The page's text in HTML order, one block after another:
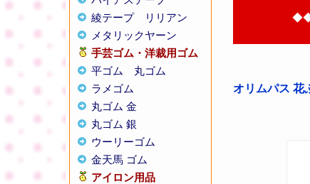
綾テープ
リリアン
メタリックヤーン
手芸ゴム・洋裁用ゴム
平ゴム
丸ゴム
ラメゴム
丸ゴム 金
丸ゴム 銀
ウーリーゴム
金天馬 ゴム
アイロン用品
オリムパス 花